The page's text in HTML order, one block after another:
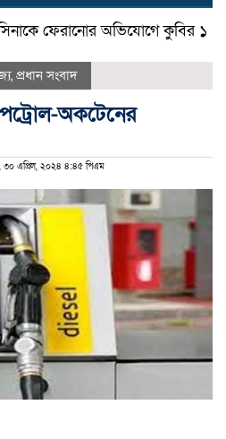
ফেরানোর অভিযোগে কুবির ১১
, প্রধান সংবাদ
অকটেনের
৩০ এপ্রিল, ২০২৪ ৪:৪৫ পিএম